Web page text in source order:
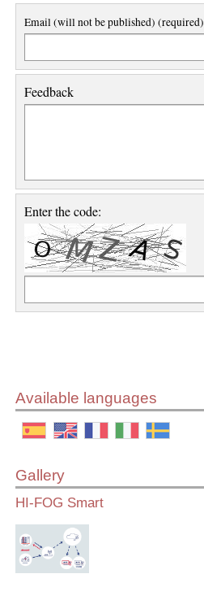
Email (will not be published) (required)
Feedback
Enter the code:
Available languages
Gallery
HI-FOG Smart